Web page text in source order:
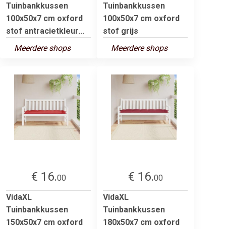
Tuinbankkussen
100x50x7 cm oxford
stof antracietkleur...
Meerdere shops
Tuinbankkussen
100x50x7 cm oxford
stof grijs
Meerdere shops
€ 16.00
VidaXL
Tuinbankkussen
150x50x7 cm oxford
€ 16.00
VidaXL
Tuinbankkussen
180x50x7 cm oxford